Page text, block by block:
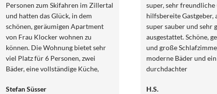
Personen zum Skifahren im Zillertal
und hatten das Glück, in dem
schönen, geräumigen Apartment
von Frau Klocker wohnen zu
können. Die Wohnung bietet sehr
viel Platz für 6 Personen, zwei
Bäder, eine vollständige Küche,
hatte sogar einen Weihnachtsbaum
Stefan Süsser
super, sehr freundliche
hilfsbereite Gastgeber,
super sauber und sehr
ausgestattet. Schöne,
und große
moderne Bäder und
durchdachter
waren 4 Familien mit
H.S.